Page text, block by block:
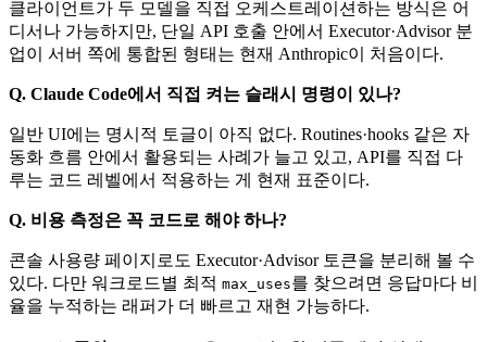
클라이언트가 두 모델을 직접 오케스트레이션하는 방식은 어
디서나 가능하지만, 단일 API 호출 안에서 Executor·Advisor 분
업이 서버 쪽에 통합된 형태는 현재 Anthropic이 처음이다.
Q. Claude Code에서 직접 켜는 슬래시 명령이 있나?
일반 UI에는 명시적 토글이 아직 없다. Routines·hooks 같은 자
동화 흐름 안에서 활용되는 사례가 늘고 있고, API를 직접 다
루는 코드 레벨에서 적용하는 게 현재 표준이다.
Q. 비용 측정은 꼭 코드로 해야 하나?
콘솔 사용량 페이지로도 Executor·Advisor 토큰을 분리해 볼 수
있다. 다만 워크로드별 최적 max_uses를 찾으려면 응답마다 비
율을 누적하는 래퍼가 더 빠르고 재현 가능하다.